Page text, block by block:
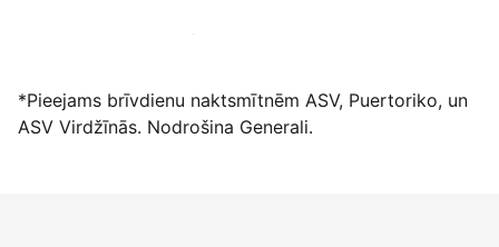
Izvietot piedāvājumu mūsu platformā
*Pieejams brīvdienu naktsmītnēm ASV, Puertoriko, un
ASV Virdžīnās. Nodrošina Generali.